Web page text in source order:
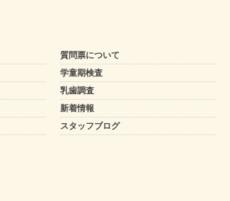
質問票について
学童期検査
乳歯調査
新着情報
スタッフブログ